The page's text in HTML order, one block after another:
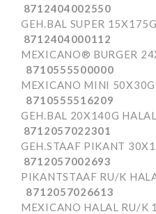
8712404002550
GEH.BAL SUPER
8712404000112
MEXICANO®
8710555500000
MEXICANO
8710555516209
GEH.BAL 20X140G
8712057022301
GEH.STAAF PIKANT
8712057002693
PIKANTSTAAF RU/K
8712057026613
MEXICANO HALAL